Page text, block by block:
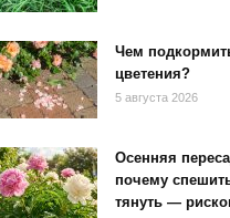
Чем
цветения?
5 августа 2026
Осенняя
почему
тянуть —